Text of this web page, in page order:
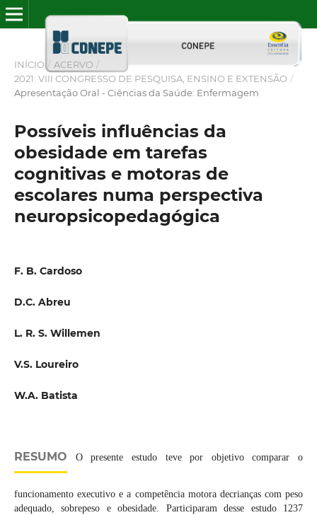
INÍCIO / ACERVO /
2021: VIII CONGRESSO DE PESQUISA, ENSINO E EXTENSÃO /
Apresentação Oral - Ciências da Saúde: Enfermagem
Possíveis influências da
obesidade em tarefas
cognitivas e motoras de
escolares numa perspectiva
neuropsicopedagógica
F. B. Cardoso
D.C. Abreu
L. R. S. Willemen
V.S. Loureiro
W.A. Batista
RESUMO O presente estudo teve por objetivo comparar o
funcionamento executivo e a competência motora decrianças com peso
adequado, sobrepeso e obesidade. Participaram desse estudo 1237